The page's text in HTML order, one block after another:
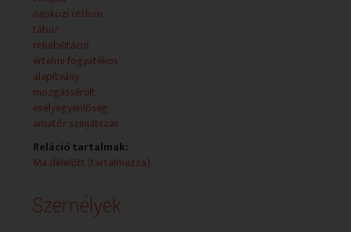
napközi otthon
tábor
rehabilitáció
értelmi fogyatékos
alapítvány
mozgássérült
esélyegyenlőség
amatőr színjátszás
Reláció tartalmak:
Ma délelőtt (tartalmazza)
Személyek